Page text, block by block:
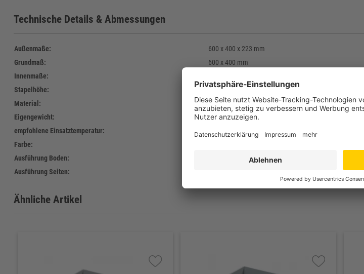
Technische Details & Abmessungen
Außenmaße:
600 x 400 x 223 mm
Grundmaß:
600 x 400 mm
Innenmaße:
Stapelhöhe:
212 mm
Material:
Polyethylen (PE-HD)
Eigengewicht:
2.380 g
empfohlene Einsatztemperatur:
-30°C bis +60°C
Farbe:
Ausführung Boden:
22 - geschlossen
Ausführung Seiten:
Ähnliche Artikel